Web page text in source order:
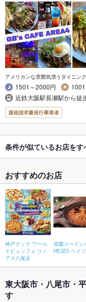
アメリカンな雰囲気漂うダイニン
1501～2000円
近鉄大阪駅長瀬駅から
適格請求書発行事業者
条件が似ているお店をす
おすすめのお店
神戸クック ワール
ドビュッフェ リノ
アス八尾店
花園スペイン
HEIZO ヘイ
東大阪市・八尾市・
す